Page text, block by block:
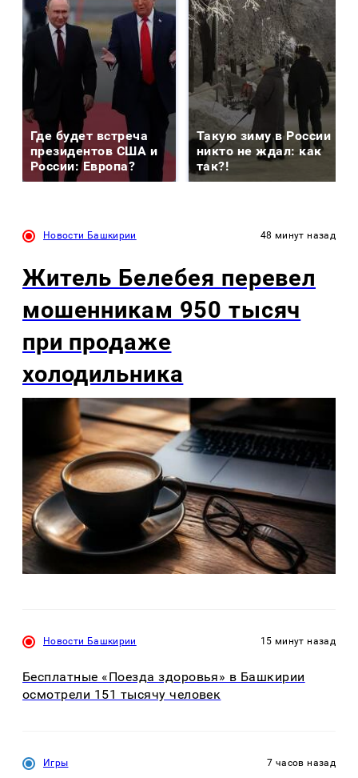
Где будет встреча
президентов США и
России: Европа?
Такую зиму в России
никто не ждал: как
так?!
Новости Башкирии 48 минут назад
Житель Белебея перевел
мошенникам 950 тысяч
при продаже
холодильника
Новости Башкирии 15 минут назад
Бесплатные «Поезда здоровья» в Башкирии
осмотрели 151 тысячу человек
Игры 7 часов назад